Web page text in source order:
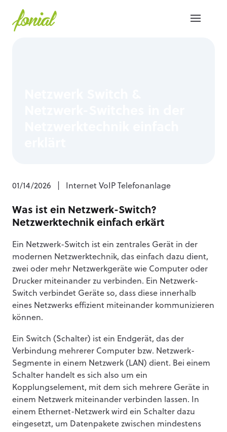
01/14/2026 Internet VoIP Telefonanlage
Was ist ein Netzwerk-Switch?
Netzwerktechnik einfach erkärt
Ein Netzwerk-Switch ist ein zentrales Gerät in der
modernen Netzwerktechnik, das einfach dazu dient,
zwei oder mehr Netzwerkgeräte wie Computer oder
Drucker miteinander zu verbinden. Ein Netzwerk-
Switch verbindet Geräte so, dass diese innerhalb
eines Netzwerks effizient miteinander kommunizieren
können.
Ein Switch (Schalter) ist ein Endgerät, das der
Verbindung mehrerer Computer bzw. Netzwerk-
Segmente in einem Netzwerk (LAN) dient. Bei einem
Schalter handelt es sich also um ein
Kopplungselement, mit dem sich mehrere Geräte in
einem Netzwerk miteinander verbinden lassen. In
einem Ethernet-Netzwerk wird ein Schalter dazu
eingesetzt, um Datenpakete zwischen mindestens